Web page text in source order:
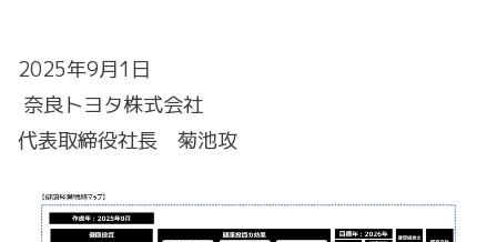
2025年9月1日
奈良トヨタ株式会社
代表取締役社長 菊池攻